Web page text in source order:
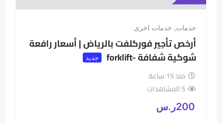
خدمات, خدمات اخرى
أرخص تأجير فوركلفت بالرياض | أسعار رافعة
شوكية شفافة -forklift
جديد
منذ 15 ساعة
5 المشاهدات
200ر.س